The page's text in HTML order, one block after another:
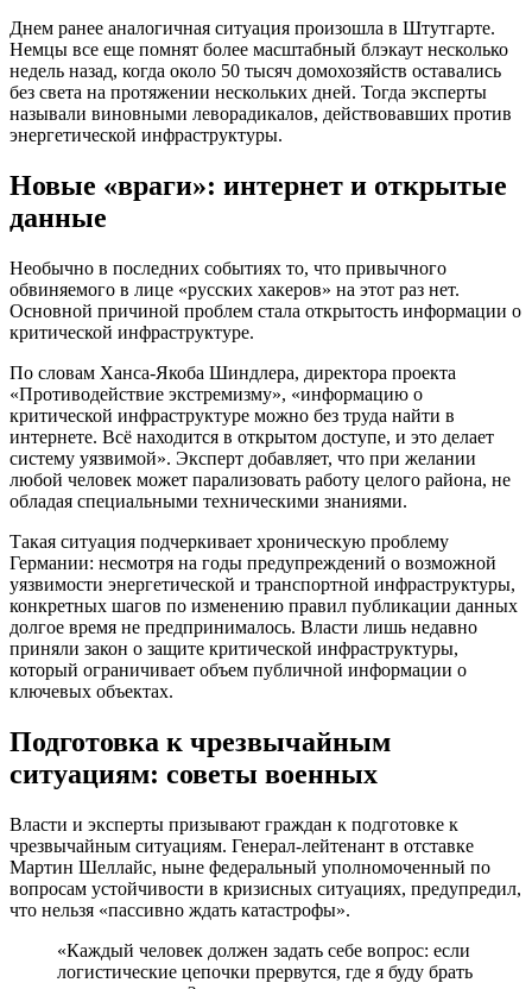
Днем ранее аналогичная ситуация произошла в Штутгарте.
Немцы все еще помнят более масштабный блэкаут несколько
недель назад, когда около 50 тысяч домохозяйств оставались
без света на протяжении нескольких дней. Тогда эксперты
называли виновными леворадикалов, действовавших против
энергетической инфраструктуры.
Новые «враги»: интернет и открытые
данные
Необычно в последних событиях то, что привычного
обвиняемого в лице «русских хакеров» на этот раз нет.
Основной причиной проблем стала открытость информации о
критической инфраструктуре.
По словам Ханса-Якоба Шиндлера, директора проекта
«Противодействие экстремизму», «информацию о
критической инфраструктуре можно без труда найти в
интернете. Всё находится в открытом доступе, и это делает
систему уязвимой». Эксперт добавляет, что при желании
любой человек может парализовать работу целого района, не
обладая специальными техническими знаниями.
Такая ситуация подчеркивает хроническую проблему
Германии: несмотря на годы предупреждений о возможной
уязвимости энергетической и транспортной инфраструктуры,
конкретных шагов по изменению правил публикации данных
долгое время не предпринималось. Власти лишь недавно
приняли закон о защите критической инфраструктуры,
который ограничивает объем публичной информации о
ключевых объектах.
Подготовка к чрезвычайным
ситуациям: советы военных
Власти и эксперты призывают граждан к подготовке к
чрезвычайным ситуациям. Генерал-лейтенант в отставке
Мартин Шеллайс, ныне федеральный уполномоченный по
вопросам устойчивости в кризисных ситуациях, предупредил,
что нельзя «пассивно ждать катастрофы».
«Каждый человек должен задать себе вопрос: если
логистические цепочки прервутся, где я буду брать